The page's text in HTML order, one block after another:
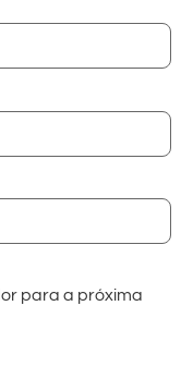
para a próxima